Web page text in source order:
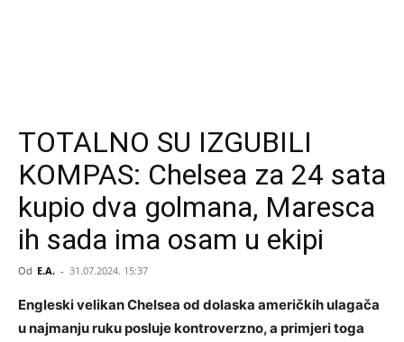
TOTALNO SU IZGUBILI
KOMPAS: Chelsea za 24 sata
kupio dva golmana, Maresca
ih sada ima osam u ekipi
Od E.A. - 31.07.2024. 15:37
Engleski velikan Chelsea od dolaska američkih ulagača
u najmanju ruku posluje kontroverzno, a primjeri toga